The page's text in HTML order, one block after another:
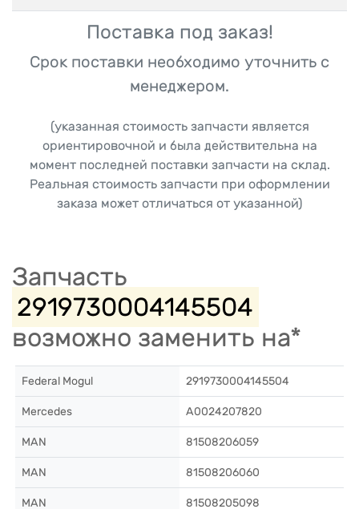
Поставка под заказ!
Срок поставки необходимо уточнить с
менеджером.
(указанная стоимость запчасти является
ориентировочной и была действительна на
момент последней поставки запчасти на склад.
Реальная стоимость запчасти при оформлении
заказа может отличаться от указанной)
Запчасть
2919730004145504
возможно заменить на*
Federal Mogul 2919730004145504
Mercedes A0024207820
MAN 81508206059
MAN 81508206060
MAN 81508205098